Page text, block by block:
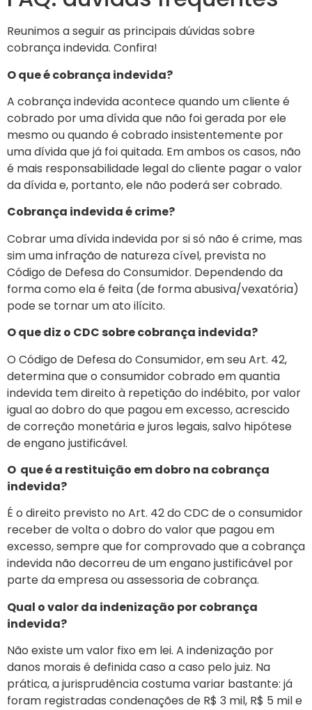
Reunimos a seguir as principais dúvidas sobre
cobrança indevida. Confira!
O que é cobrança indevida?
A cobrança indevida acontece quando um cliente é
cobrado por uma dívida que não foi gerada por ele
mesmo ou quando é cobrado insistentemente por
uma dívida que já foi quitada. Em ambos os casos, não
é mais responsabilidade legal do cliente pagar o valor
da dívida e, portanto, ele não poderá ser cobrado.
Cobrança indevida é crime?
Cobrar uma dívida indevida por si só não é crime, mas
sim uma infração de natureza cível, prevista no
Código de Defesa do Consumidor. Dependendo da
forma como ela é feita (de forma abusiva/vexatória)
pode se tornar um ato ilícito.
O que diz o CDC sobre cobrança indevida?
O Código de Defesa do Consumidor, em seu Art. 42,
determina que o consumidor cobrado em quantia
indevida tem direito à repetição do indébito, por valor
igual ao dobro do que pagou em excesso, acrescido
de correção monetária e juros legais, salvo hipótese
de engano justificável.
O que é a restituição em dobro na cobrança
indevida?
É o direito previsto no Art. 42 do CDC de o consumidor
receber de volta o dobro do valor que pagou em
excesso, sempre que for comprovado que a cobrança
indevida não decorreu de um engano justificável por
parte da empresa ou assessoria de cobrança.
Qual o valor da indenização por cobrança
indevida?
Não existe um valor fixo em lei. A indenização por
danos morais é definida caso a caso pelo juiz. Na
prática, a jurisprudência costuma variar bastante: já
foram registradas condenações de R$ 3 mil, R$ 5 mil e